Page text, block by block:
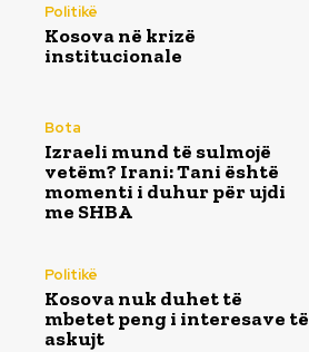
Politikë
Kosova në krizë
institucionale
Bota
Izraeli mund të sulmojë
vetëm? Irani: Tani është
momenti i duhur për ujdi
me SHBA
Politikë
Kosova nuk duhet të
mbetet peng i interesave të
askujt